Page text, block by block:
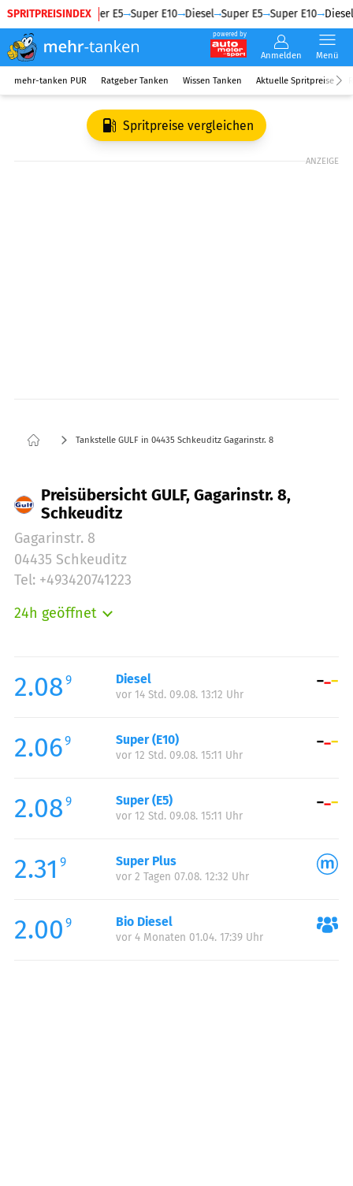
SPRITPREISINDEX
Diesel Super E5 Super E10 Diesel Super E5 Super E10 Diesel
powered by
Anmelden Menü
mehr-tanken PUR Ratgeber Tanken Wissen Tanken Aktuelle Spritpreise
Spritpreise vergleichen
ANZEIGE
Tankstelle GULF in 04435 Schkeuditz Gagarinstr. 8
Preisübersicht GULF, Gagarinstr. 8,
Schkeuditz
Gagarinstr. 8
04435 Schkeuditz
Tel: +493420741223
24h geöffnet
Mittwoch:
00:00-23:59
Donnerstag:
Samstag:
00:00-23:59
Sonntag:
2.08 9 Diesel
vor 14 Std. 09.08. 13:12 Uhr
2.069 Super (E10)
vor 12 Std. 09.08. 15:11 Uhr
2.08 9 Super (E5)
vor 12 Std. 09.08. 15:11 Uhr
2.31 9 Super Plus
vor 2 Tagen 07.08. 12:32 Uhr
2.00 9 Bio Diesel
vor 4 Monaten 01.04. 17:39 Uhr